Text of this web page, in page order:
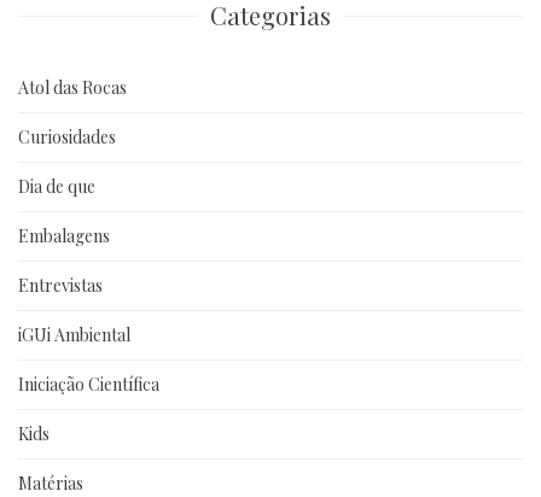
Categorias
Atol das Rocas
Curiosidades
Dia de que
Embalagens
Entrevistas
iGUi Ambiental
Iniciação Científica
Kids
Matérias